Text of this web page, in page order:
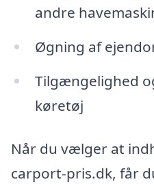
andre
Øgning af
Tilgængelighed
køretøj
Når du vælger at
carport-pris.dk, får